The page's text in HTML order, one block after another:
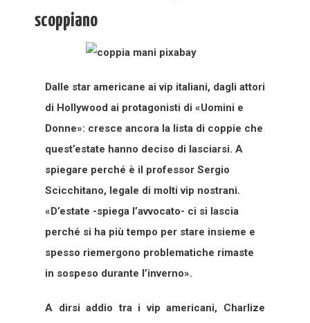
scoppiano
Dalle star americane ai vip italiani, dagli attori
di Hollywood ai protagonisti di «Uomini e
Donne»: cresce ancora la lista di coppie che
quest’estate hanno deciso di lasciarsi. A
spiegare perché è il professor Sergio
Scicchitano, legale di molti vip nostrani.
«D’estate -spiega l’avvocato- ci si lascia
perché si ha più tempo per stare insieme e
spesso riemergono problematiche rimaste
in sospeso durante l’inverno».
A dirsi addio tra i vip americani, Charlize